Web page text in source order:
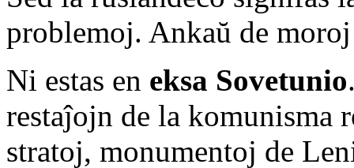
problemoj. Ankaŭ de
Ni estas en eksa Sovetunio
restaĵojn de la komunisma
stratoj, monumentoj de